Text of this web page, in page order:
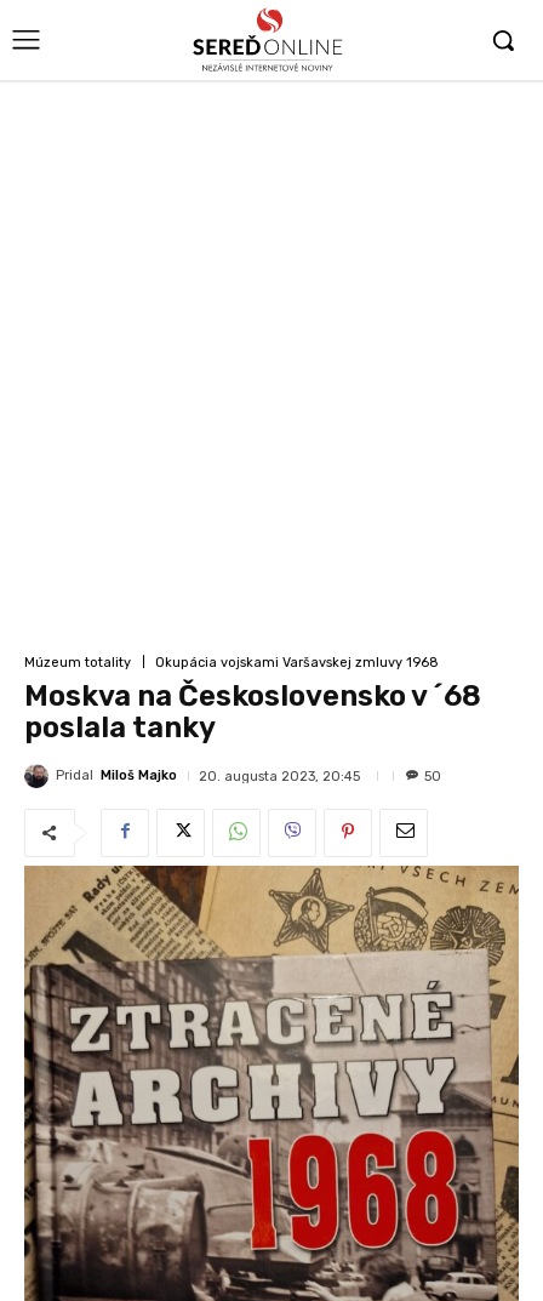
Múzeum totality Okupácia vojskami Varšavskej zmluvy 1968
Moskva na Československo v ´68
poslala tanky
Pridal Miloš Majko 20. augusta 2023, 20:45 50